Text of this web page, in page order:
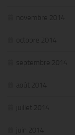
novembre 2014
octobre 2014
septembre 2014
août 2014
juillet 2014
juin 2014